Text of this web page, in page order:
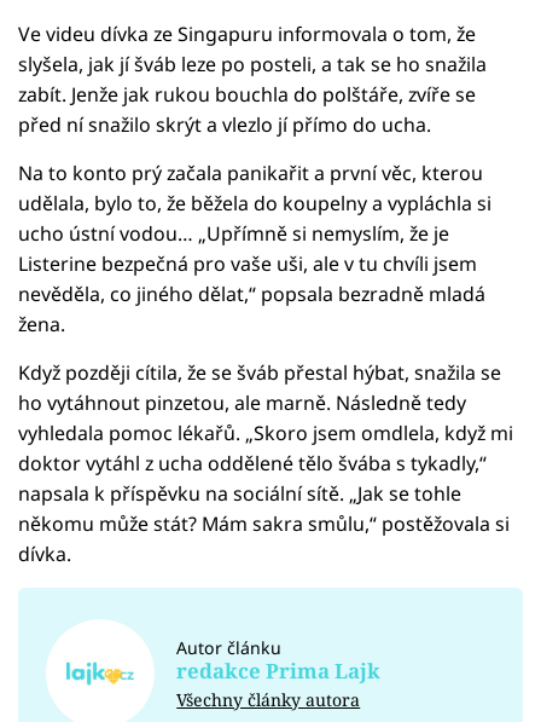
Ve videu dívka ze Singapuru informovala o tom, že
slyšela, jak jí šváb leze po posteli, a tak se ho snažila
zabít. Jenže jak rukou bouchla do polštáře, zvíře se
před ní snažilo skrýt a vlezlo jí přímo do ucha.
Na to konto prý začala panikařit a první věc, kterou
udělala, bylo to, že běžela do koupelny a vypláchla si
ucho ústní vodou… „Upřímně si nemyslím, že je
Listerine bezpečná pro vaše uši, ale v tu chvíli jsem
nevěděla, co jiného dělat,“ popsala bezradně mladá
žena.
Když později cítila, že se šváb přestal hýbat, snažila se
ho vytáhnout pinzetou, ale marně. Následně tedy
vyhledala pomoc lékařů. „Skoro jsem omdlela, když mi
doktor vytáhl z ucha oddělené tělo švába s tykadly,“
napsala k příspěvku na sociální sítě. „Jak se tohle
někomu může stát? Mám sakra smůlu,“ postěžovala si
dívka.
Autor článku
redakce Prima Lajk
Všechny články autora